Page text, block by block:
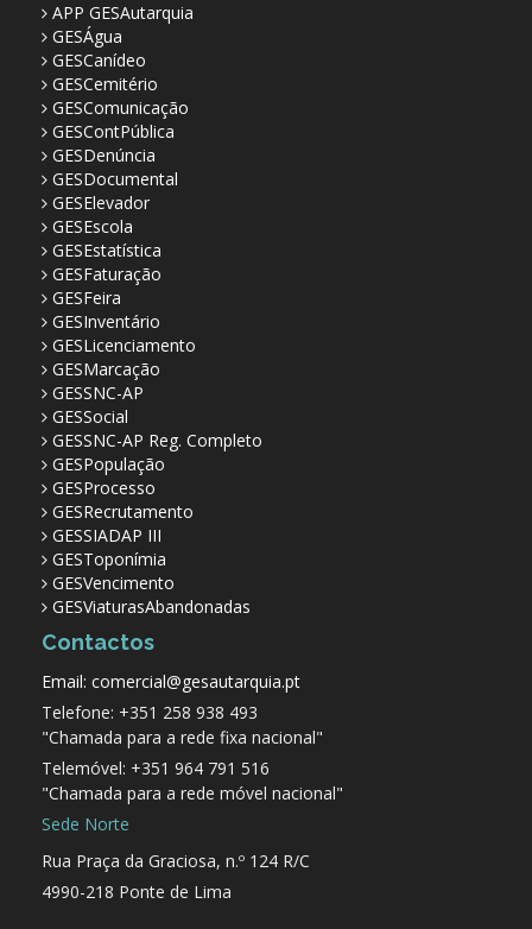
APP GESAutarquia
GESÁgua
GESCanídeo
GESCemitério
GESComunicação
GESContPública
GESDenúncia
GESDocumental
GESElevador
GESEscola
GESEstatística
GESFaturação
GESFeira
GESInventário
GESLicenciamento
GESMarcação
GESSNC-AP
GESSocial
GESSNC-AP Reg. Completo
GESPopulação
GESProcesso
GESRecrutamento
GESSIADAP III
GESToponímia
GESVencimento
GESViaturasAbandonadas
Contactos
Email: comercial@gesautarquia.pt
Telefone: +351 258 938 493
"Chamada para a rede fixa nacional"
Telemóvel: +351 964 791 516
"Chamada para a rede móvel nacional"
Sede Norte
Rua Praça da Graciosa, n.º 124 R/C
4990-218 Ponte de Lima